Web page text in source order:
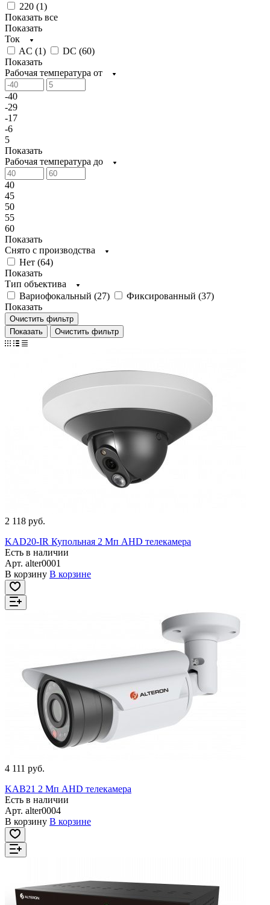
220 (1)
Показать все
Показать
Ток
AC (1) DC (60)
Показать
Рабочая температура от
-40
-29
-17
-6
5
Показать
Рабочая температура до
40
45
50
55
60
Показать
Снято с производства
Нет (64)
Показать
Тип объектива
Вариофокальный (27) Фиксированный (37)
Показать
Очистить фильтр
Очистить фильтр
2 118 руб.
KAD20-IR Купольная 2 Мп AHD телекамера
Есть в наличии
Арт. alter0001
В корзину В корзине
4 111 руб.
KAB21 2 Мп AHD телекамера
Есть в наличии
Арт. alter0004
В корзину В корзине